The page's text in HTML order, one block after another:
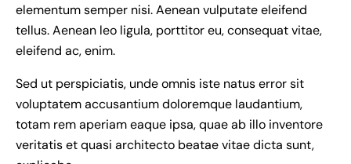
elementum semper nisi. Aenean vulputate eleifend
tellus. Aenean leo ligula, porttitor eu, consequat vitae,
eleifend ac, enim.
Sed ut perspiciatis, unde omnis iste natus error sit
voluptatem accusantium doloremque laudantium,
totam rem aperiam eaque ipsa, quae ab illo inventore
veritatis et quasi architecto beatae vitae dicta sunt,